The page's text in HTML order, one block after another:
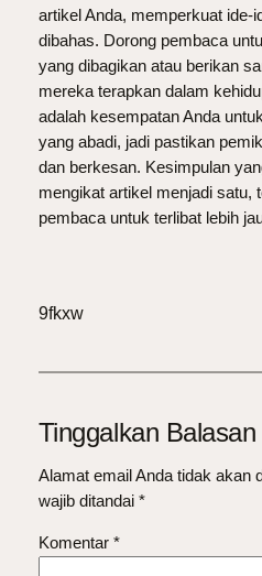
artikel Anda, memperkuat ide-
dibahas. Dorong pembaca
yang dibagikan atau berikan
mereka terapkan dalam
adalah kesempatan Anda
yang abadi, jadi pastikan
dan berkesan. Kesimpulan
mengikat artikel menjadi satu,
pembaca untuk terlibat lebih
9fkxw
Tinggalkan Balasan
Alamat email Anda tidak akan
wajib ditandai *
Komentar *